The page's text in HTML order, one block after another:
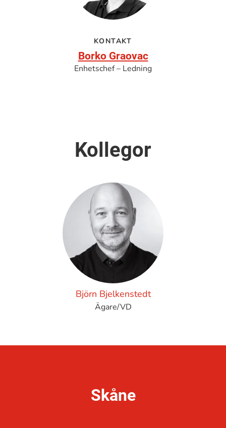
KONTAKT
Borko Graovac
Enhetschef – Ledning
Kollegor
Björn Bjelkenstedt
Ägare/VD
Skåne